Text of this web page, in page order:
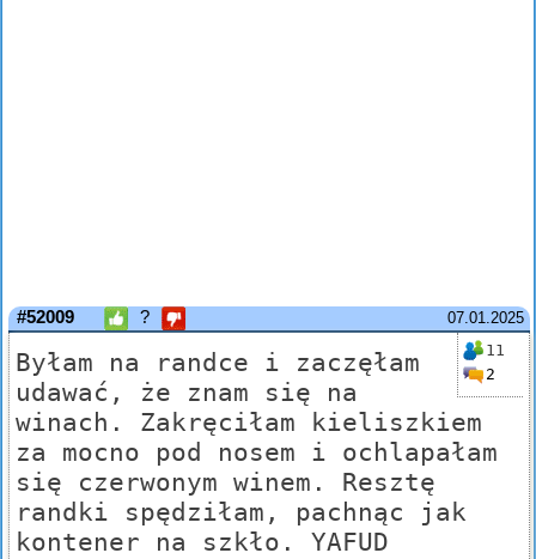
07.01.2025
#52009 ?
11
2
Byłam na randce i zaczęłam
udawać, że znam się na
winach. Zakręciłam kieliszkiem
za mocno pod nosem i ochlapałam
się czerwonym winem. Resztę
randki spędziłam, pachnąc jak
kontener na szkło. YAFUD